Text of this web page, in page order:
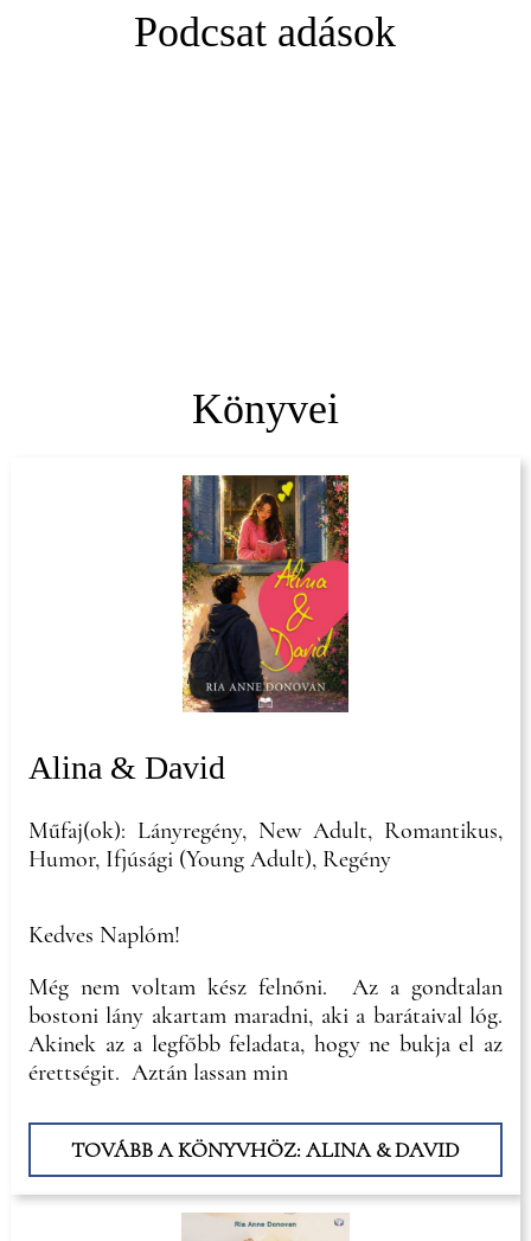
Podcsat adások
Könyvei
Alina & David
Műfaj(ok): Lányregény, New Adult, Romantikus,
Humor, Ifjúsági (Young Adult), Regény
Kedves Naplóm!
Még nem voltam kész felnőni. Az a gondtalan
bostoni lány akartam maradni, aki a barátaival lóg.
Akinek az a legfőbb feladata, hogy ne bukja el az
érettségit. Aztán lassan min
TOVÁBB A KÖNYVHÖZ: ALINA & DAVID